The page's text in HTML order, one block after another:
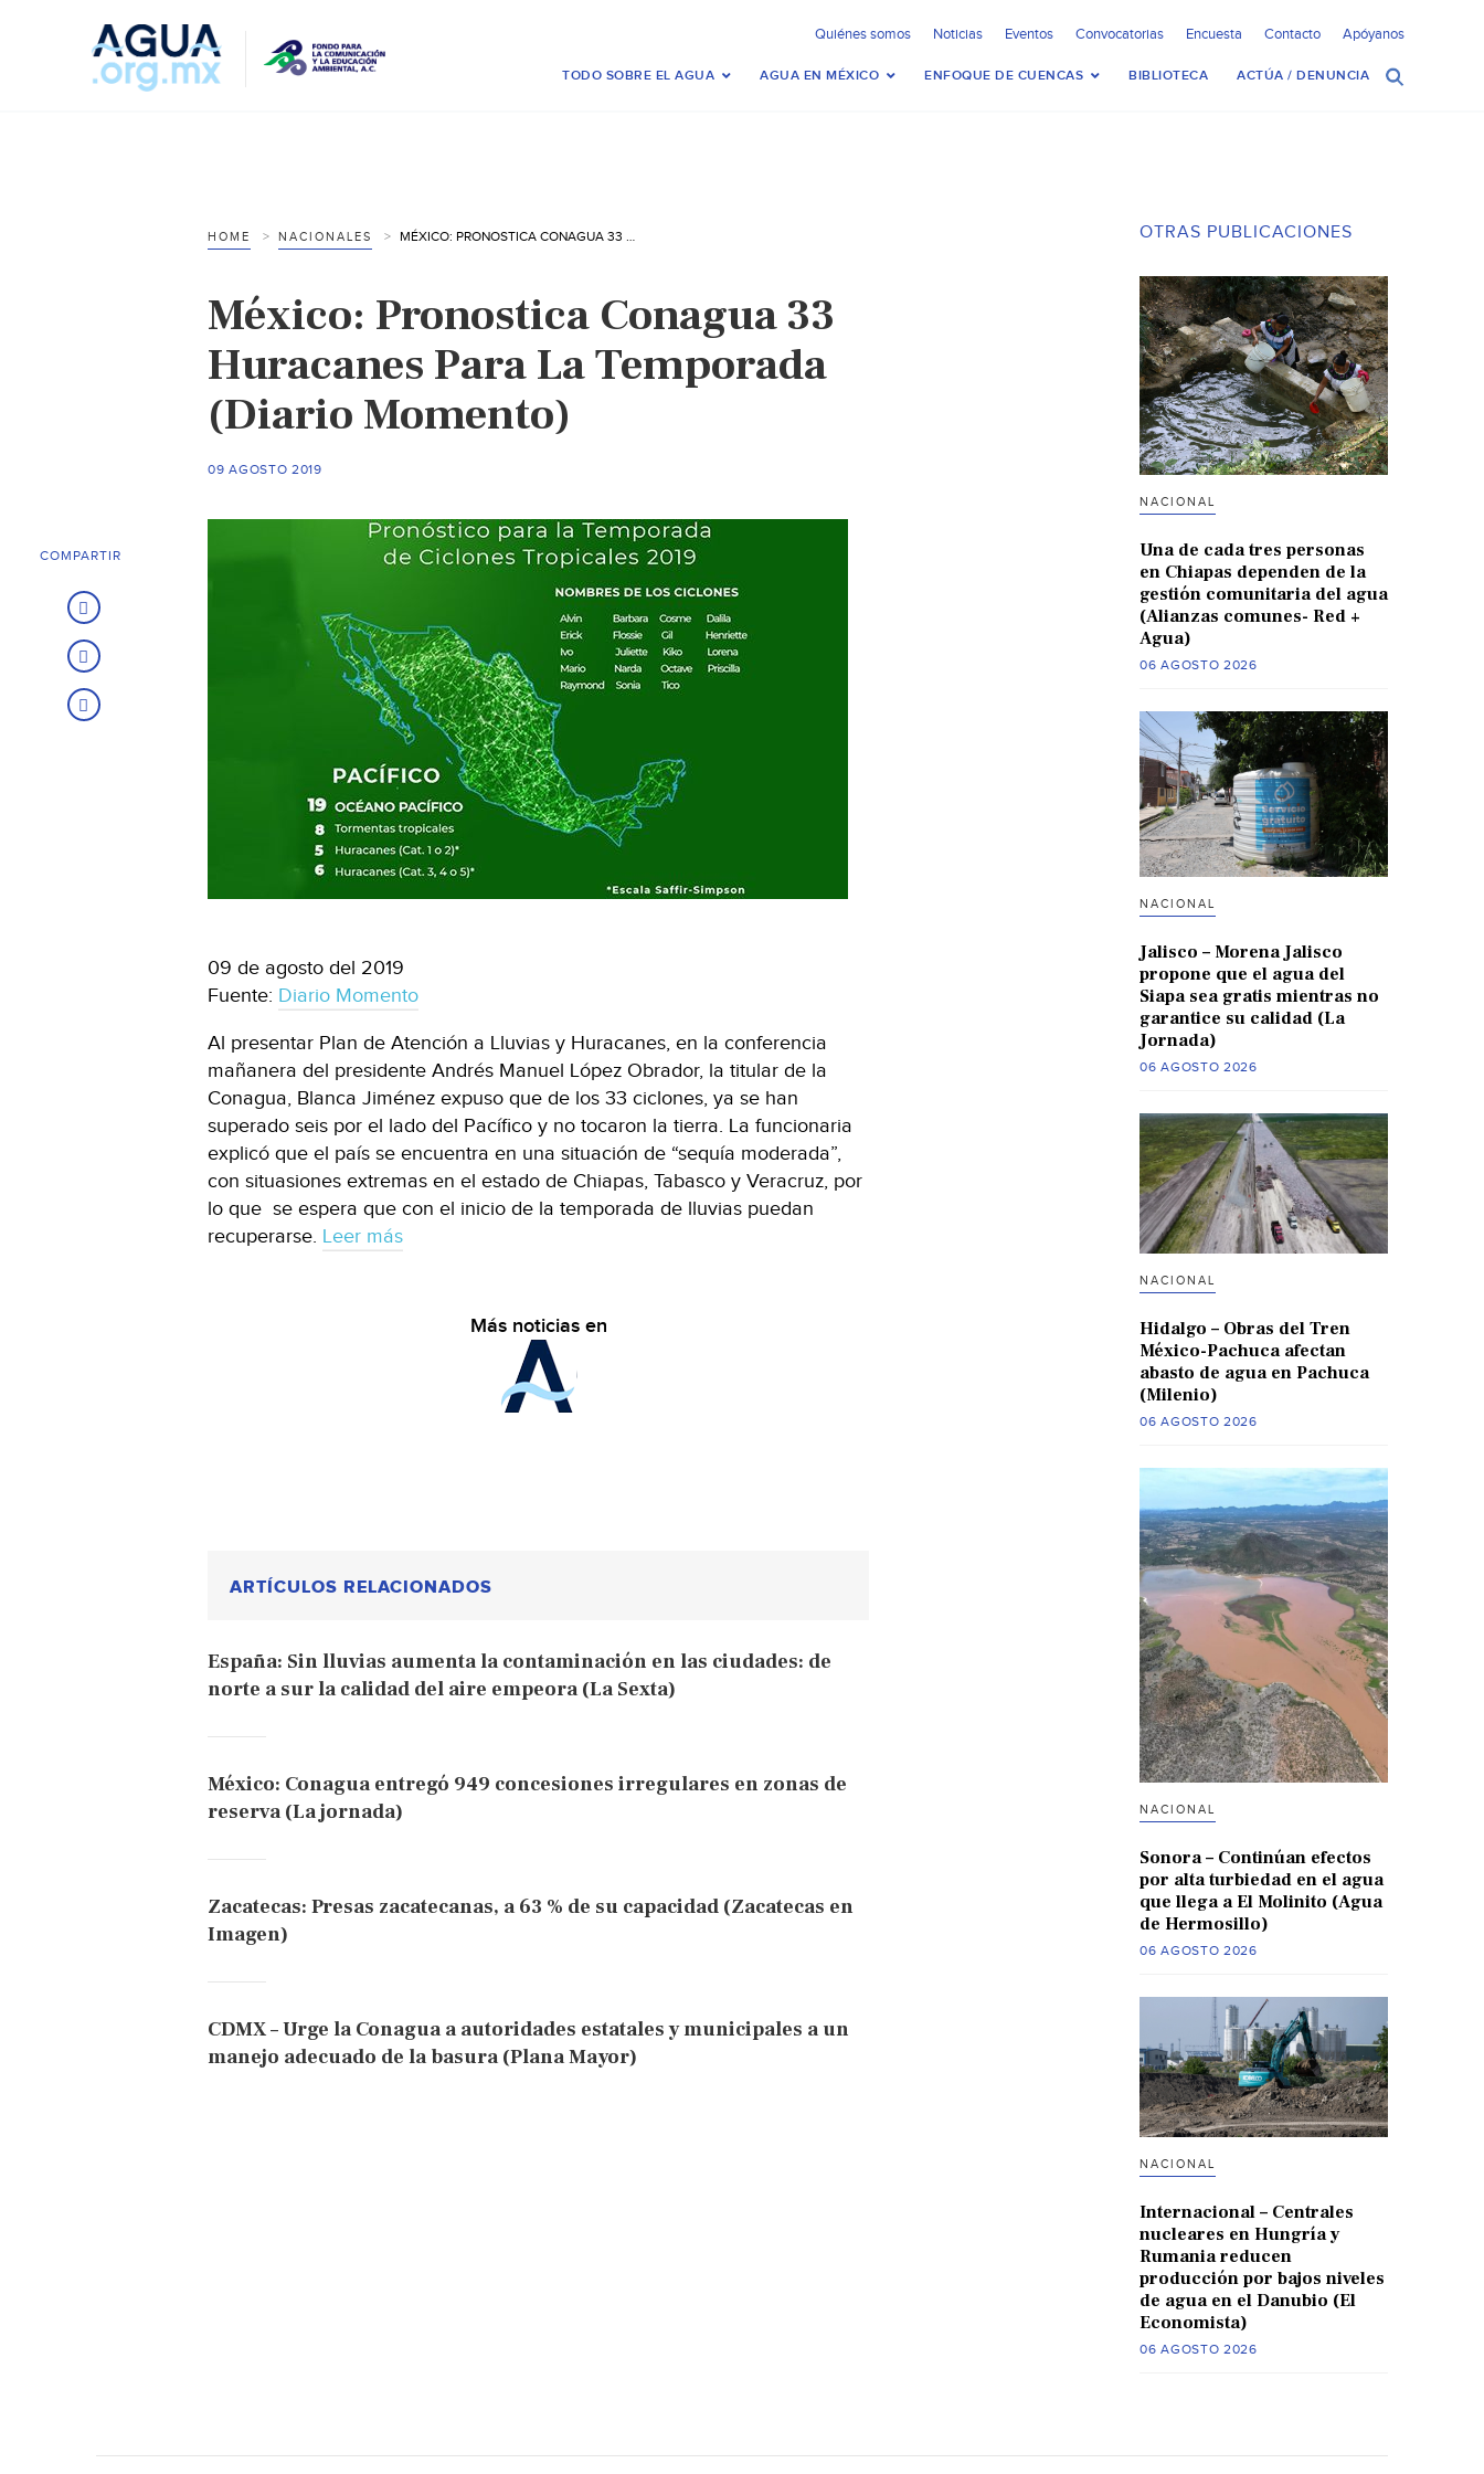
Quiénes somos Noticias Eventos Convocatorias Encuesta Contacto Apóyanos
TODO SOBRE EL AGUA AGUA EN MÉXICO ENFOQUE DE CUENCAS BIBLIOTECA ACTÚA / DENUNCIA
HOME NACIONALES MÉXICO: PRONOSTICA CONAGUA 33 HURACANES PARA LA TEMPORADA (DIARIO MOMENTO)
México: Pronostica Conagua 33
Huracanes Para La Temporada
(Diario Momento)
09 AGOSTO 2019
09 de agosto del 2019
Fuente: Diario Momento
Al presentar Plan de Atención a Lluvias y Huracanes, en la conferencia
mañanera del presidente Andrés Manuel López Obrador, la titular de la
Conagua, Blanca Jiménez expuso que de los 33 ciclones, ya se han
superado seis por el lado del Pacífico y no tocaron la tierra. La funcionaria
explicó que el país se encuentra en una situación de “sequía moderada”,
con situasiones extremas en el estado de Chiapas, Tabasco y Veracruz, por
lo que se espera que con el inicio de la temporada de lluvias puedan
recuperarse. Leer más
Más noticias en
ARTÍCULOS RELACIONADOS
España: Sin lluvias aumenta la contaminación en las ciudades: de
norte a sur la calidad del aire empeora (La Sexta)
México: Conagua entregó 949 concesiones irregulares en zonas de
reserva (La jornada)
Zacatecas: Presas zacatecanas, a 63 % de su capacidad (Zacatecas en
Imagen)
CDMX – Urge la Conagua a autoridades estatales y municipales a un
manejo adecuado de la basura (Plana Mayor)
COMPARTIR
OTRAS PUBLICACIONES
NACIONAL
Una de cada tres personas
en Chiapas dependen de la
gestión comunitaria del agua
(Alianzas comunes- Red +
Agua)
06 AGOSTO 2026
NACIONAL
Jalisco – Morena Jalisco
propone que el agua del
Siapa sea gratis mientras no
garantice su calidad (La
Jornada)
06 AGOSTO 2026
NACIONAL
Hidalgo – Obras del Tren
México-Pachuca afectan
abasto de agua en Pachuca
(Milenio)
06 AGOSTO 2026
NACIONAL
Sonora – Continúan efectos
por alta turbiedad en el agua
que llega a El Molinito (Agua
de Hermosillo)
06 AGOSTO 2026
NACIONAL
Internacional – Centrales
nucleares en Hungría y
Rumania reducen
producción por bajos niveles
de agua en el Danubio (El
Economista)
06 AGOSTO 2026